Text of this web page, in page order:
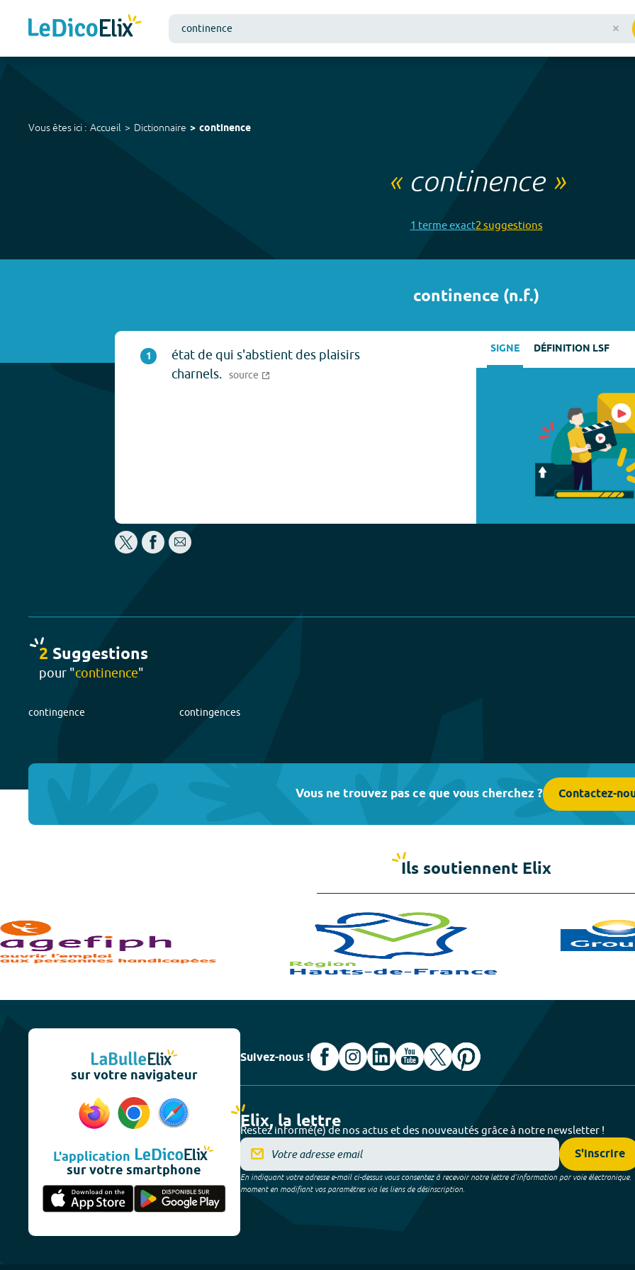
Vous êtes ici : Accueil Dictionnaire continence
« continence»
1 termeexact2 suggestions
continence (n.f.)
1
état de qui s'abstient des plaisirs
charnels. source
SIGNE DÉFINITION LSF
2 Suggestions
pour "continence"
contingence contingences
Vous ne trouvez pas ce que vous cherchez ? Contactez-
Ils soutiennent Elix
sur votre navigateur
L'application
sur votre smartphone
Suivez-nous !
Elix, la lettre
Restez informé(e) de nos actus et des nouveautés grâce à notre newsletter !
S'inscrire
En indiquant votre adresse e-mail ci-dessus vous consentez à recevoir notre lettre d’information par voie électronique.
moment en modifiant vos paramètres via les liens de désinscription.